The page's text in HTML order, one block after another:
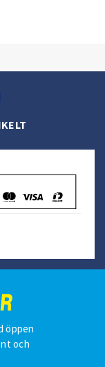
öppen
och